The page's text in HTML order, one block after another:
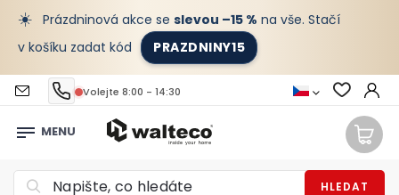
☀️ Prázdninová akce se slevou –15 % na vše. Stačí
v košíku zadat kód
PRAZDNINY15
Volejte 8:00 - 14:30
HLEDAT